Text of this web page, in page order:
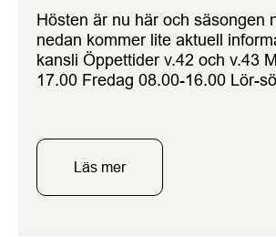
Hösten är nu här och säsongen
nedan kommer lite aktuell
kansli Öppettider v.42 och v.43
17.00 Fredag 08.00-16.00 Lör-
igång arbetet med att ’skjuta’ ner
greenerna med TopChanger.
Läs mer